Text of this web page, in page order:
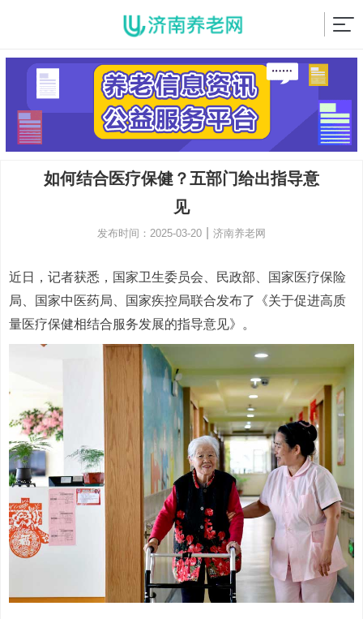
如何结合医疗保健？五部门给出指导意
见
发布时间：2025-03-20 济南养老网
近日，记者获悉，国家卫生委员会、民政部、国家医疗保险
局、国家中医药局、国家疾控局联合发布了《关于促进高质
量医疗保健相结合服务发展的指导意见》。